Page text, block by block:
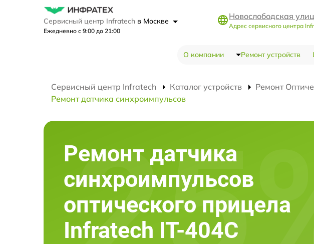
Сервисный центр Infratech в Москве
Ежедневно с 9:00 до 21:00
Новослободская
Адрес сервисного центра
О компании Ремонт устройств
Сервисный центр Infratech Каталог устройств Ремонт
Ремонт датчика синхроимпульсов
Ремонт датчика
синхроимпульсов
оптического прицела
Infratech IT-404C